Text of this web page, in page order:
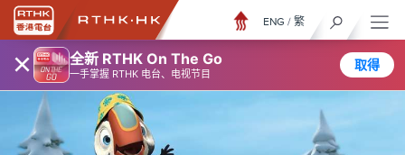
× 全新 RTHK On The Go
一手掌握 RTHK 电台、电视节目
取得
ENG / 繁